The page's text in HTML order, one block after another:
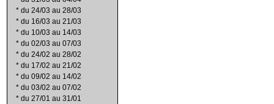
* du 24/03 au 28/03
* du 16/03 au 21/03
* du 10/03 au 14/03
* du 02/03 au 07/03
* du 24/02 au 28/02
* du 17/02 au 21/02
* du 09/02 au 14/02
* du 03/02 au 07/02
* du 27/01 au 31/01